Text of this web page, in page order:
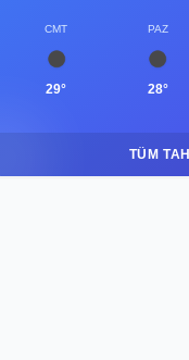
CMT
29°
PAZ
28°
TÜM